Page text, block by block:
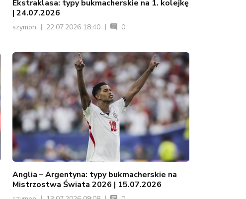
Ekstraklasa: typy bukmacherskie na 1. kolejkę
| 24.07.2026
szymon 22.07.2026 18:40 0
Anglia – Argentyna: typy bukmacherskie na
Mistrzostwa Świata 2026 | 15.07.2026